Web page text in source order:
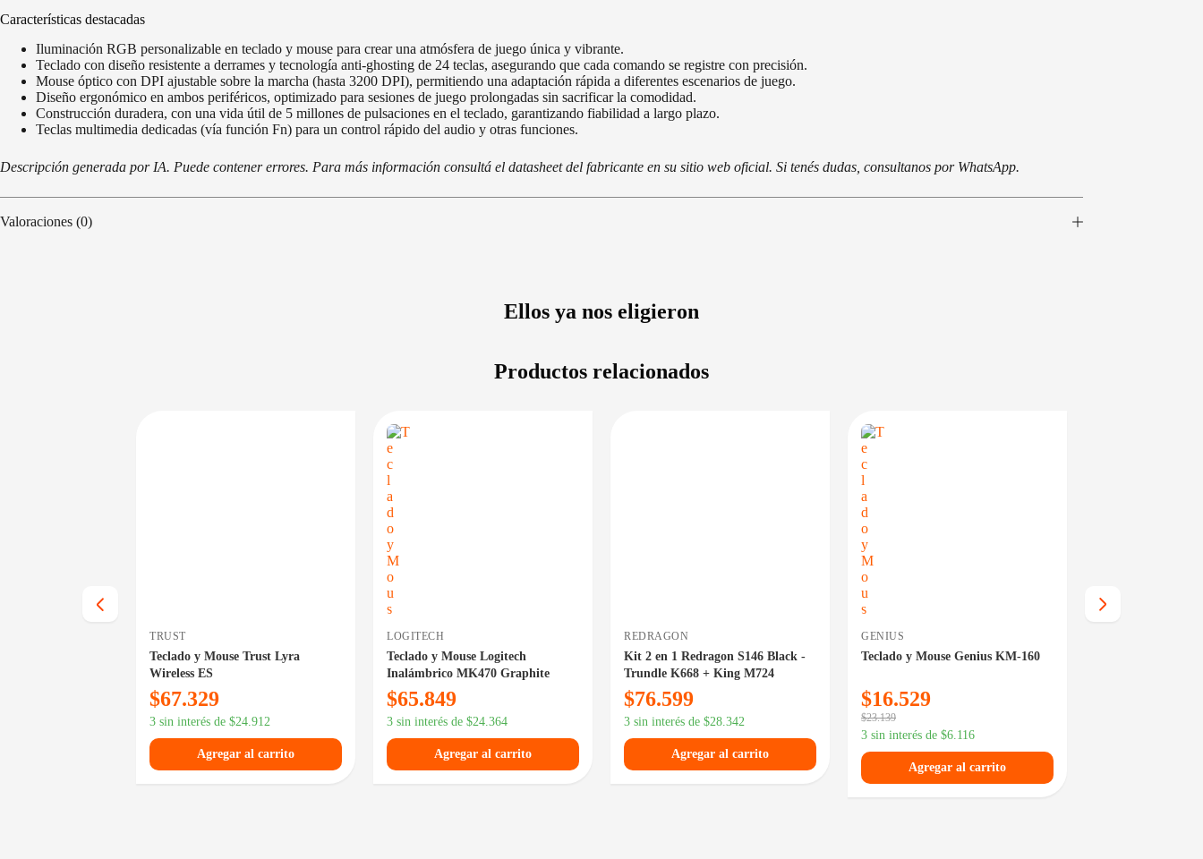
Características destacadas
Iluminación RGB personalizable en teclado y mouse para crear una atmósfera de juego única y vibrante.
Teclado con diseño resistente a derrames y tecnología anti-ghosting de 24 teclas, asegurando que cada comando se registre con precisión.
Mouse óptico con DPI ajustable sobre la marcha (hasta 3200 DPI), permitiendo una adaptación rápida a diferentes escenarios de juego.
Diseño ergonómico en ambos periféricos, optimizado para sesiones de juego prolongadas sin sacrificar la comodidad.
Construcción duradera, con una vida útil de 5 millones de pulsaciones en el teclado, garantizando fiabilidad a largo plazo.
Teclas multimedia dedicadas (vía función Fn) para un control rápido del audio y otras funciones.
Descripción generada por IA. Puede contener errores. Para más información consultá el datasheet del fabricante en su sitio web oficial. Si tenés dudas, consultanos por WhatsApp.
Valoraciones (0)
Ellos ya nos eligieron
Productos relacionados
TRUST
Teclado y Mouse Trust Lyra
Wireless ES
$67.329
3 sin interés de $24.912
Agregar al carrito
LOGITECH
Teclado y Mouse Logitech
Inalámbrico MK470 Graphite
$65.849
3 sin interés de $24.364
Agregar al carrito
REDRAGON
Kit 2 en 1 Redragon S146 Black -
Trundle K668 + King M724
$76.599
3 sin interés de $28.342
Agregar al carrito
GENIUS
Teclado y Mouse Genius KM-160
$16.529
$23.139
3 sin interés de $6.116
Agregar al carrito